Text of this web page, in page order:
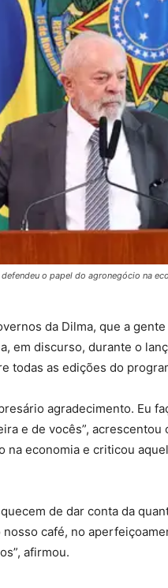
o papel do agronegócio na
da Dilma, que a
em discurso, durante o
todas as edições do
agradecimento. Eu
e de vocês”, acrescentou
na economia e criticou
de dar conta da
café, no
afirmou.